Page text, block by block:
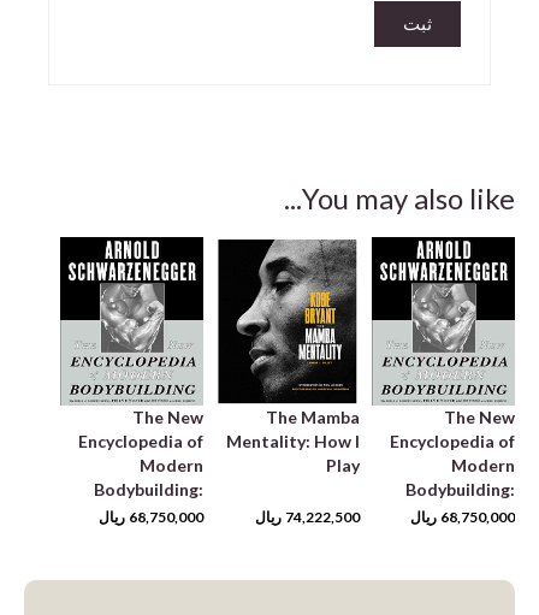
You may also like...
The New
Encyclopedia of
Modern
Bodybuilding:
The Bible of
and Revised
68,750,000 ریال
The Mamba
Mentality: How I
Play
74,222,500 ریال
The New
Encyclopedia of
Modern
Bodybuilding:
The Bible of
and Revised
68,750,000 ریال